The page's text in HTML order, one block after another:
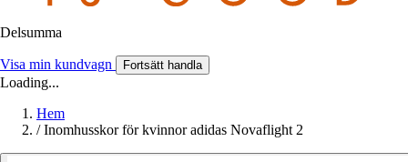
Delsumma
Visa min kundvagn Fortsätt handla
Loading...
Hem
/ Inomhusskor för kvinnor adidas Novaflight 2